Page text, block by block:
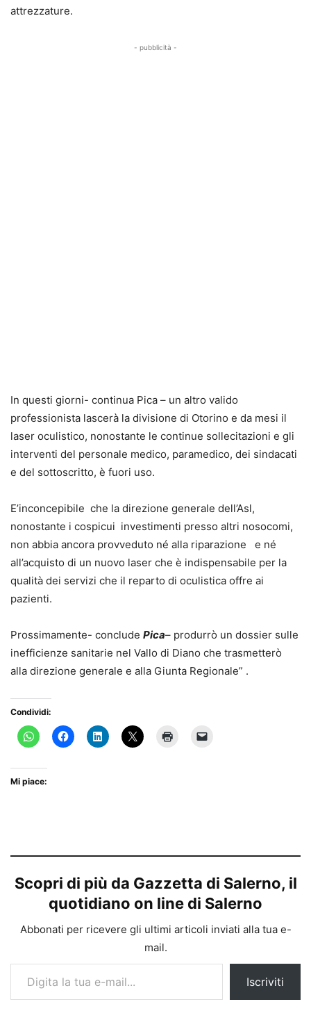
attrezzature.
- pubblicità -
In questi giorni- continua Pica – un altro valido
professionista lascerà la divisione di Otorino e da mesi il
laser oculistico, nonostante le continue sollecitazioni e gli
interventi del personale medico, paramedico, dei sindacati
e del sottoscritto, è fuori uso.
E’inconcepibile che la direzione generale dell’Asl,
nonostante i cospicui investimenti presso altri nosocomi,
non abbia ancora provveduto né alla riparazione e né
all’acquisto di un nuovo laser che è indispensabile per la
qualità dei servizi che il reparto di oculistica offre ai
pazienti.
Prossimamente- conclude Pica– produrrò un dossier sulle
inefficienze sanitarie nel Vallo di Diano che trasmetterò
alla direzione generale e alla Giunta Regionale” .
Condividi:
Mi piace:
Scopri di più da Gazzetta di Salerno, il
quotidiano on line di Salerno
Abbonati per ricevere gli ultimi articoli inviati alla tua e-
mail.
Digita la tua e-mail...
Iscriviti